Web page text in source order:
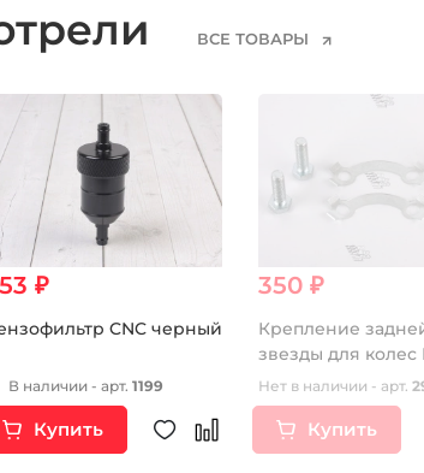
ВСЕ ТОВАРЫ
₽
CNC черный
В наличии - арт. 1199
Купить
350 ₽
Крепление
звезды для колес
DOT
Нет в наличии - арт.
Купить